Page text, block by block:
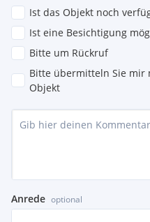
Ist das Objekt noch
Ist eine Besichtigung
Bitte um Rückruf
Bitte übermitteln Sie mir
Objekt
Anrede optional